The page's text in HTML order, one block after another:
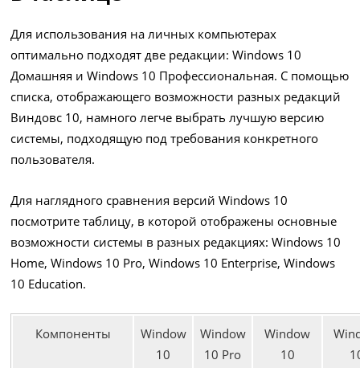
Для использования на личных компьютерах
оптимально подходят две редакции: Windows 10
Домашняя и Windows 10 Профессиональная. С помощью
списка, отображающего возможности разных редакций
Виндовс 10, намного легче выбрать лучшую версию
системы, подходящую под требования конкретного
пользователя.
Для наглядного сравнения версий Windows 10
посмотрите таблицу, в которой отображены основные
возможности системы в разных редакциях: Windows 10
Home, Windows 10 Pro, Windows 10 Enterprise, Windows
10 Education.
Компоненты
Window
10
Window
10 Pro
Window
10